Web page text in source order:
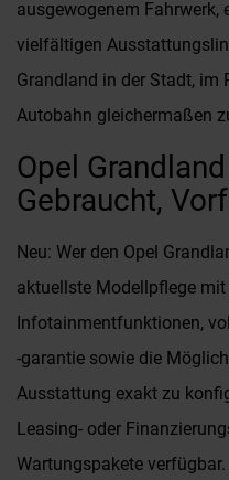
ausgewogenem Fahrwerk,
vielfältigen
Grandland in der Stadt, im
Autobahn gleichermaßen
Opel
Gebraucht,
Neu: Wer den Opel
aktuellste Modellpflege
Infotainmentfunktionen,
-garantie sowie die
Ausstattung exakt zu
Leasing- oder
Wartungspakete